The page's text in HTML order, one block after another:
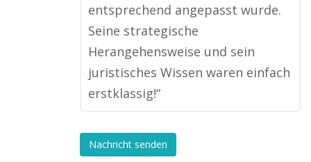
entsprechend angepasst wurde.
Seine strategische
Herangehensweise und sein
juristisches Wissen waren einfach
erstklassig!“
Nachricht senden